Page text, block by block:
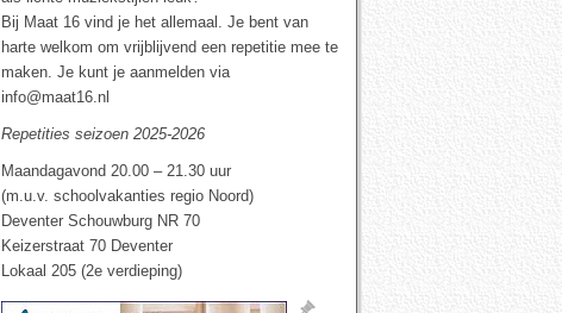
Bij Maat 16 vind je het allemaal. Je bent van
harte welkom om vrijblijvend een repetitie mee te
maken. Je kunt je aanmelden via
info@maat16.nl
Repetities seizoen 2025-2026
Maandagavond 20.00 – 21.30 uur
(m.u.v. schoolvakanties regio Noord)
Deventer Schouwburg NR 70
Keizerstraat 70 Deventer
Lokaal 205 (2e verdieping)